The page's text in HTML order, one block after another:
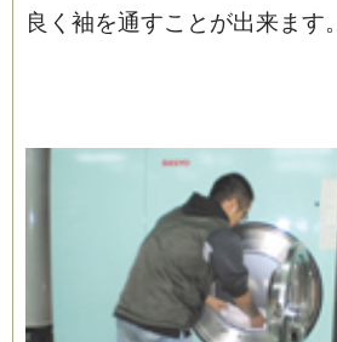
良く袖を通すことが出来ます。